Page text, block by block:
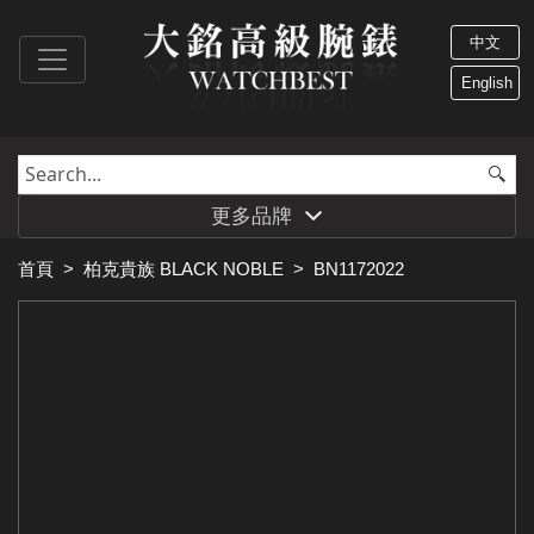
中文
English
更多品牌
首頁 > 柏克貴族 BLACK NOBLE > BN1172022